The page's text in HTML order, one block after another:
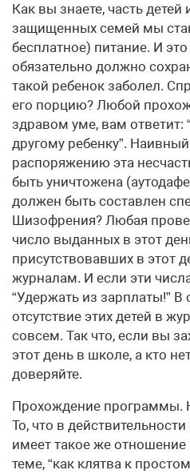
Как вы знаете, часть
защищенных семей мы
бесплатное) питание. И
обязательно должно
такой ребенок заболел.
его порцию? Любой
здравом уме, вам ответит:
другому ребенку”.
распоряжению эта
быть уничтожена
должен быть составлен
Шизофрения? Любая
число выданных в этот
присутствовавших в этот
журналам. И если эти
“Удержать из зарплаты!”
отсутствие этих детей в
совсем. Так что, если вы
этот день в школе, а кто
доверяйте.
Прохождение программы.
То, что в
имеет такое же
теме, “как клятва к